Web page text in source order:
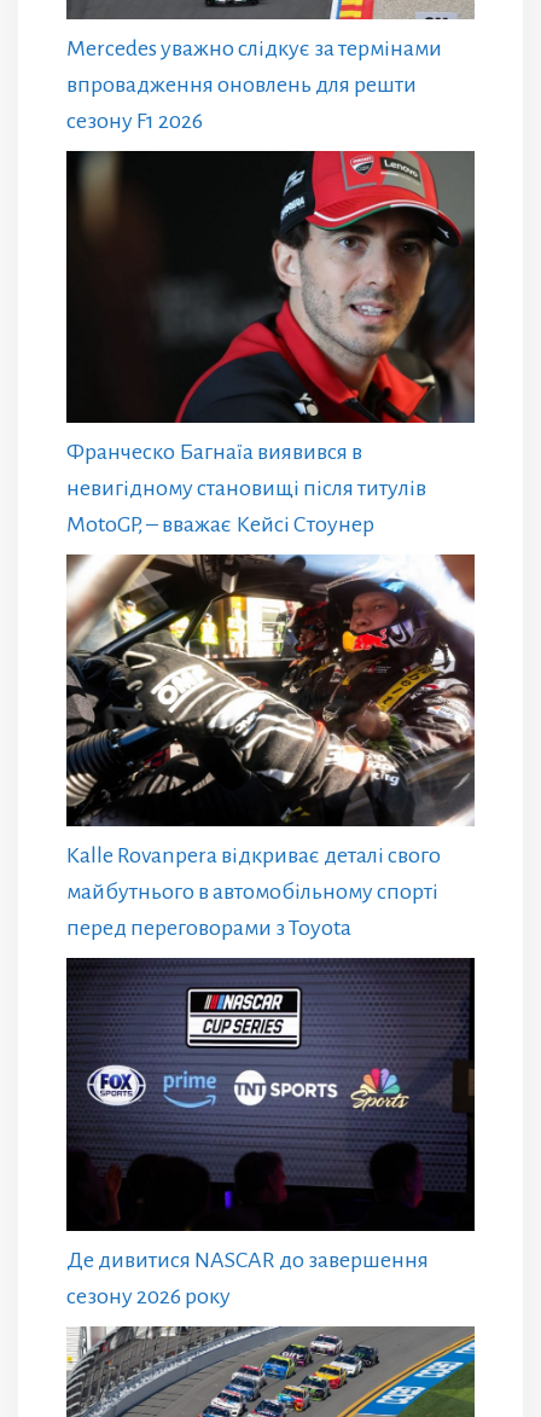
Mercedes уважно слідкує за термінами
впровадження оновлень для решти
сезону F1 2026
Франческо Багнаїа виявився в
невигідному становищі після титулів
MotoGP, – вважає Кейсі Стоунер
Kalle Rovanpera відкриває деталі свого
майбутнього в автомобільному спорті
перед переговорами з Toyota
Де дивитися NASCAR до завершення
сезону 2026 року